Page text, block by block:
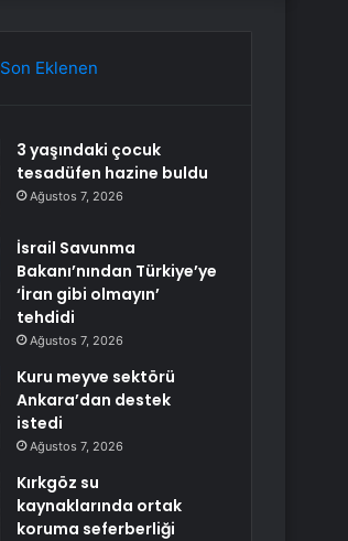
Son Eklenen
3 yaşındaki çocuk
tesadüfen hazine buldu
Ağustos 7, 2026
İsrail Savunma
Bakanı’nından Türkiye’ye
‘İran gibi olmayın’
tehdidi
Ağustos 7, 2026
Kuru meyve sektörü
Ankara’dan destek
istedi
Ağustos 7, 2026
Kırkgöz su
kaynaklarında ortak
koruma seferberliği